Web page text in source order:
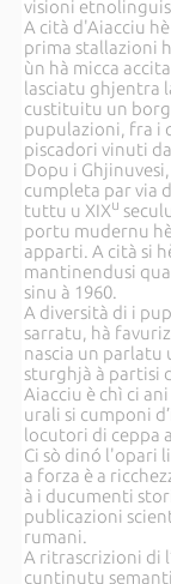
visioni
A cità d'Aiacciu
prima stallazioni
ùn hà micca
lasciatu ghjentra
custituitu un
pupulazioni, fra i
piscadori vinuti
Dopu i
cumpleta par via
tuttu u XIXu
portu mudernu
apparti. A cità si
mantinendusi
sinu à 1960.
A diversità di i
sarratu, hà
nascia un parlatu
sturghjà à partisi
Aiacciu è chì ci
urali si cumponi
locutori di ceppa
Ci sò dinó l'opari
a forza è a
à i ducumenti
publicazioni
rumani.
A ritrascrizioni di
cuntinutu